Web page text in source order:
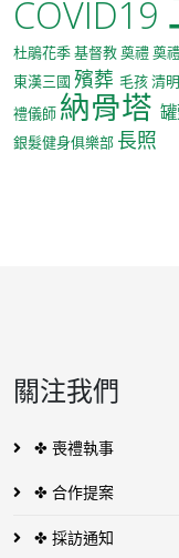
COVID19
杜鵑花季基督教奠禮奠
東漢三國 殯葬 毛孩清
禮儀師 納骨塔
銀髮健身俱樂部 長照
關注我們
✤ 喪禮執事
✤ 合作提案
✤ 採訪通知